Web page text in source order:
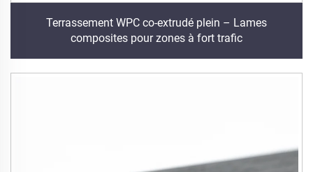
Terrassement WPC co-extrudé plein – Lames
composites pour zones à fort trafic